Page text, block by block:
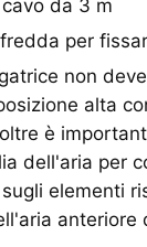
da 3 m
per
non
alta
è
dell'aria per
elementi
anteriore